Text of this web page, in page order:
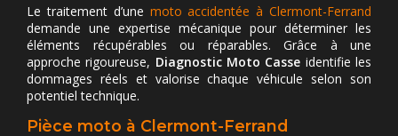
Le traitement d’une moto accidentée à Clermont-Ferrand
demande une expertise mécanique pour déterminer les
éléments récupérables ou réparables. Grâce à une
approche rigoureuse, Diagnostic Moto Casse identifie les
dommages réels et valorise chaque véhicule selon son
potentiel technique.
Pièce moto à Clermont-Ferrand